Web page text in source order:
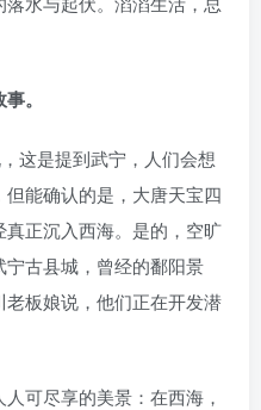
。
这是提到武宁，人们会想
能确认的是，大唐天宝四
正沉入西海。是的，空旷
古县城，曾经的鄱阳景
板娘说，他们正在开发潜
可尽享的美景：在西海，